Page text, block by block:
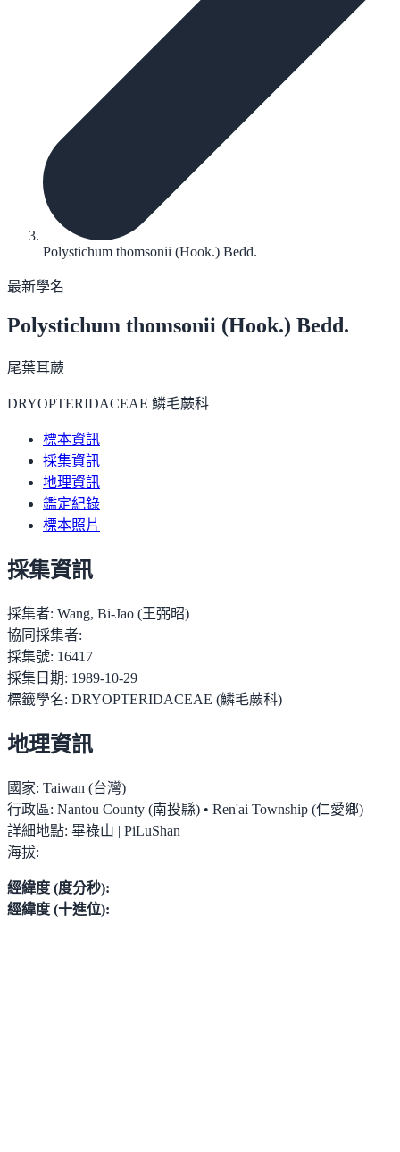
Polystichum thomsonii (Hook.) Bedd.
最新學名
Polystichum thomsonii (Hook.) Bedd.
尾葉耳蕨
DRYOPTERIDACEAE 鱗毛蕨科
標本資訊
採集資訊
地理資訊
鑑定紀錄
標本照片
採集資訊
採集者: Wang, Bi-Jao (王弼昭)
協同採集者:
採集號: 16417
採集日期: 1989-10-29
標籤學名: DRYOPTERIDACEAE (鱗毛蕨科)
地理資訊
國家: Taiwan (台灣)
行政區: Nantou County (南投縣) • Ren'ai Township (仁愛鄉)
詳細地點: 畢祿山 | PiLuShan
海拔:
經緯度 (度分秒):
經緯度 (十進位):